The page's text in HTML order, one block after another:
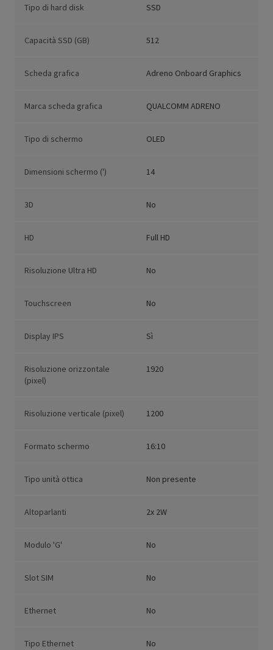
Tipo di hard disk SSD
Capacità SSD (GB) 512
Scheda grafica Adreno Onboard Graphics
Marca scheda grafica QUALCOMM ADRENO
Tipo di schermo OLED
Dimensioni schermo (') 14
3D No
HD Full HD
Risoluzione Ultra HD No
Touchscreen No
Display IPS Sì
Risoluzione orizzontale
(pixel)
1920
Risoluzione verticale (pixel) 1200
Formato schermo 16:10
Tipo unità ottica Non presente
Altoparlanti 2x 2W
Modulo 'G' No
Slot SIM No
Ethernet No
Tipo Ethernet No